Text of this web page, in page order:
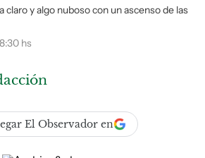
claro y algo nuboso con un ascenso de las
8:30 hs
El Observador en